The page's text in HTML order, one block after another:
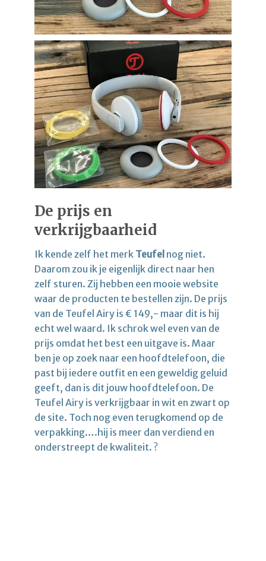
De prijs en
verkrijgbaarheid
Ik kende zelf het merk Teufel nog niet.
Daarom zou ik je eigenlijk direct naar hen
zelf sturen. Zij hebben een mooie website
waar de producten te bestellen zijn. De prijs
van de Teufel Airy is € 149,- maar dit is hij
echt wel waard. Ik schrok wel even van de
prijs omdat het best een uitgave is. Maar
ben je op zoek naar een hoofdtelefoon, die
past bij iedere outfit en een geweldig geluid
geeft, dan is dit jouw hoofdtelefoon. De
Teufel Airy is verkrijgbaar in wit en zwart op
de site. Toch nog even terugkomend op de
verpakking….hij is meer dan verdiend en
onderstreept de kwaliteit. ?